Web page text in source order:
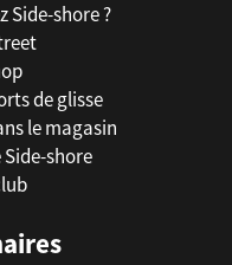
Side-shore ?
de glisse
le magasin
shore